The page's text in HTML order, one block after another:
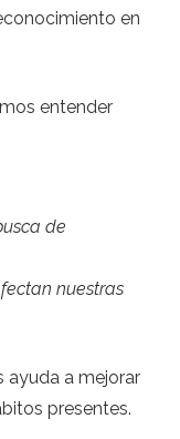
en
entender
de
nuestras
ayuda a mejorar
presentes.